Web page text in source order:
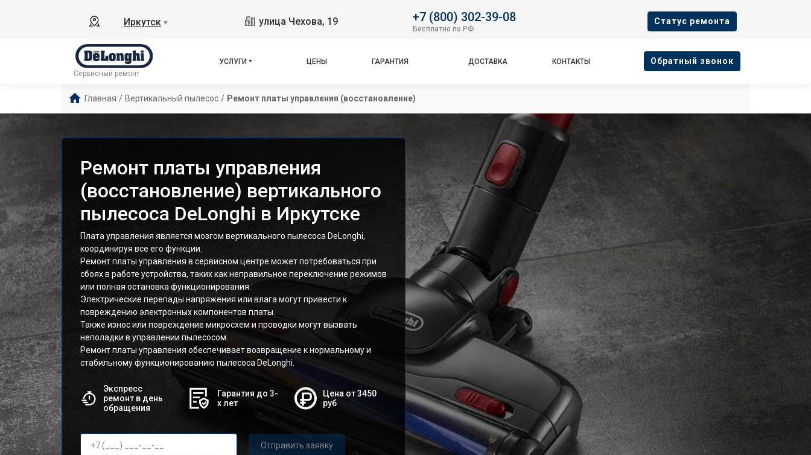
Иркутск ▼ улица Чехова, 19 +7 (800) 302-39-08
Бесплатно по РФ
Cтатус ремонта
Сервисный ремонт
УСЛУГИ ЦЕНЫ ГАРАНТИЯ ДОСТАВКА КОНТАКТЫ Oбратный звонок
Главная / Вертикальный пылесос / Ремонт платы управления (восстановление)
Ремонт платы управления
(восстановление) вертикального
пылесоса DeLonghi в Иркутске
Плата управления является мозгом вертикального пылесоса DeLonghi,
координируя все его функции.
Ремонт платы управления в сервисном центре может потребоваться при
сбоях в работе устройства, таких как неправильное переключение режимов
или полная остановка функционирования.
Электрические перепады напряжения или влага могут привести к
повреждению электронных компонентов платы.
Также износ или повреждение микросхем и проводки могут вызвать
неполадки в управлении пылесосом.
Ремонт платы управления обеспечивает возвращение к нормальному и
стабильному функционированию пылесоса DeLonghi.
Экспресс
ремонт в день
обращения
Гарантия до 3-
х лет
Цена от 3450
руб
Отправить заявку